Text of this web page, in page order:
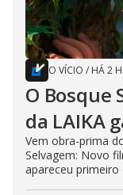
O VÍCIO / HÁ 2
O Bosque
da LAIKA
Vem obra-prima
Selvagem: Novo
apareceu primeiro